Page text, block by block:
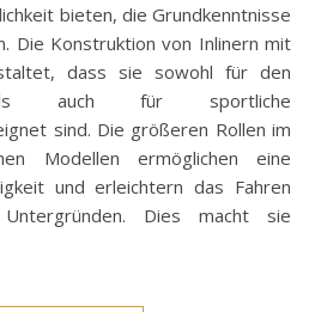
bieten, die Grundkenntnisse
Die Konstruktion von Inlinern mit
dass sie sowohl für den
als auch für sportliche
sind. Die größeren Rollen im
Modellen ermöglichen eine
und erleichtern das Fahren
Untergründen. Dies macht sie